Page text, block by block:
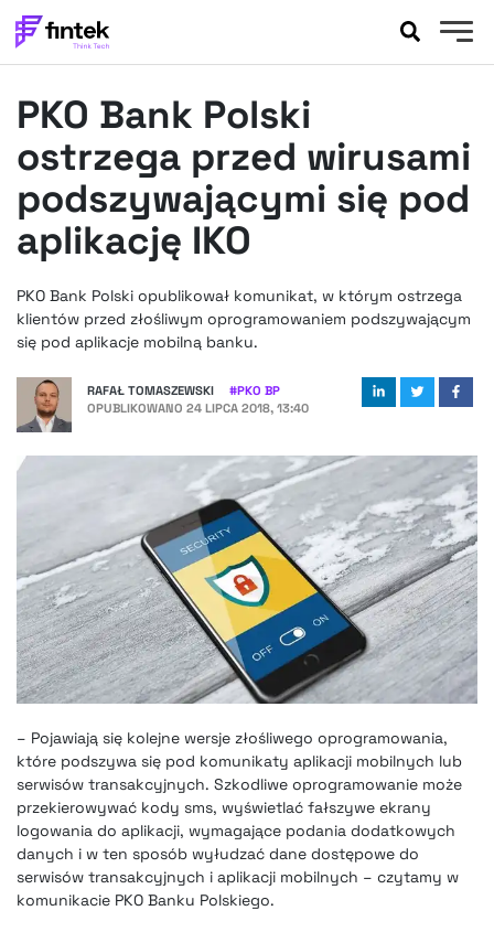
BANKOWOŚĆ
EVENTY
FELIETONY
WYWIADY
LEGAL
FINTEK EXTRA
OKIEM EKSPERTA
PKO Bank Polski
ostrzega przed wirusami
podszywającymi się pod
aplikację IKO
PKO Bank Polski opublikował komunikat, w którym ostrzega
klientów przed złośliwym oprogramowaniem podszywającym
się pod aplikacje mobilną banku.
RAFAŁ TOMASZEWSKI #PKO BP
OPUBLIKOWANO 24 LIPCA 2018, 13:40
– Pojawiają się kolejne wersje złośliwego oprogramowania,
które podszywa się pod komunikaty aplikacji mobilnych lub
serwisów transakcyjnych. Szkodliwe oprogramowanie może
przekierowywać kody sms, wyświetlać fałszywe ekrany
logowania do aplikacji, wymagające podania dodatkowych
danych i w ten sposób wyłudzać dane dostępowe do
serwisów transakcyjnych i aplikacji mobilnych – czytamy w
komunikacie PKO Banku Polskiego.